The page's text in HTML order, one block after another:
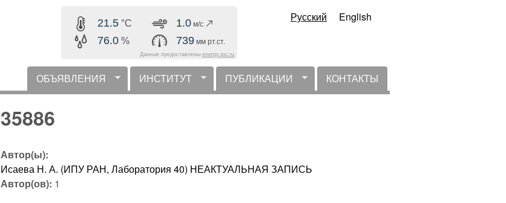
содержанию
21.6 °C
76.0 %
0.8 м/с
739 мм рт.ст.
Данные предоставлены energy.ipu.ru
Русский English
горизонтальное меню
ОБЪЯВЛЕНИЯ ИНСТИТУТ ПУБЛИКАЦИИ КОНТАКТЫ
35886
Автор(ы):
Исаева Н. А. (ИПУ РАН, Лаборатория 40) НЕАКТУАЛЬНАЯ ЗАПИСЬ
Автор(ов): 1